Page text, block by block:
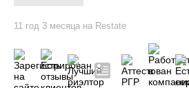
11 год 3 месяца на Restate